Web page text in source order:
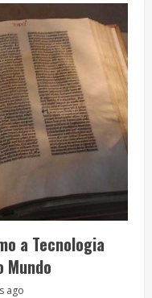
a Tecnologia
Mundo
ago